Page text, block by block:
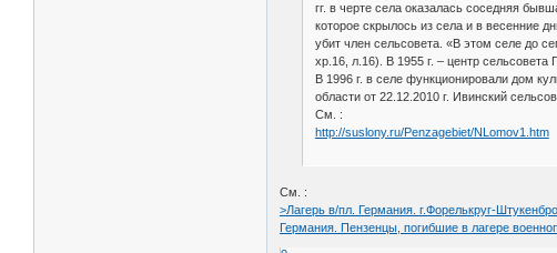
гг. в черте села оказалась соседняя
которое скрылось из села и в весенние
убит член сельсовета. «В этом селе до
хр.16, л.16). В 1955 г. – центр
В 1996 г. в селе функционировали дом
области от 22.12.2010 г. Ивинский
См. :
http://suslony.ru/Penzagebiet/NLomov1.htm
См. :
>Лагерь в/пл. Германия. г.Форелькруг-
Германия. Пензенцы, погибшие в лагере